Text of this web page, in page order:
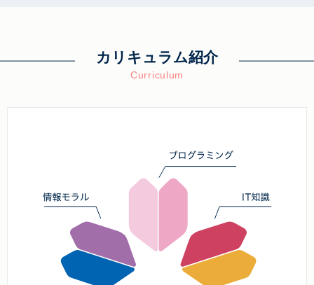
カリキュラム紹介
Curriculum